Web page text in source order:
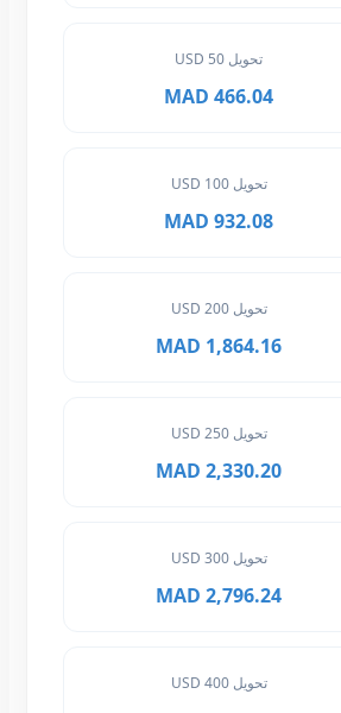
466.04 MAD
تحويل 100 USD
932.08 MAD
تحويل 200 USD
1,864.16 MAD
تحويل 250 USD
2,330.20 MAD
تحويل 300 USD
2,796.24 MAD
تحويل 400 USD